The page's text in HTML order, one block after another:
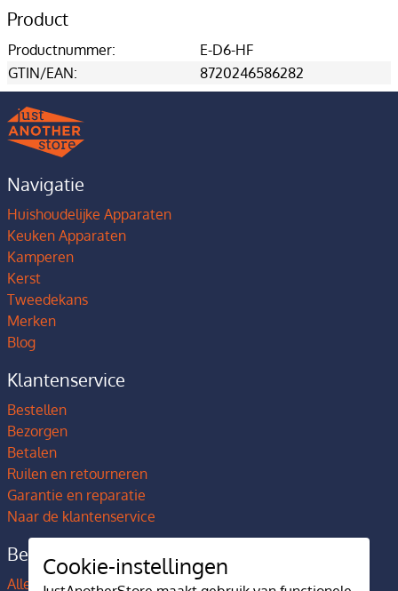
Product
Productnummer:
E-D6-HF
GTIN/EAN:
8720246586282
Navigatie
Huishoudelijke Apparaten
Keuken Apparaten
Kamperen
Kerst
Tweedekans
Merken
Blog
Klantenservice
Bestellen
Bezorgen
Betalen
Ruilen en retourneren
Garantie en reparatie
Naar de klantenservice
Bedrijfsgegevens
Alles over JustAnotherStore
Cookie-instellingen